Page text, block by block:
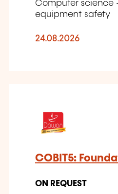
Computer science
equipment safety
24.08.2026
COBIT5:
ON REQUEST